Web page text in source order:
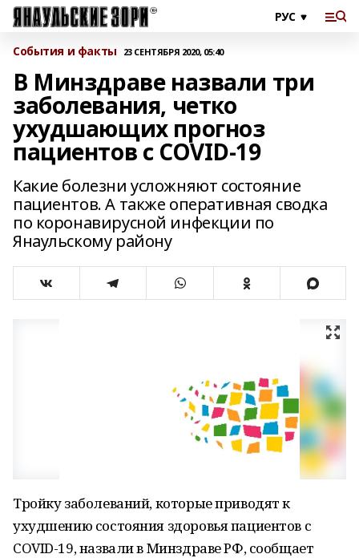
События и факты 23 СЕНТЯБРЯ 2020, 05:40
В Минздраве назвали три
заболевания, четко
ухудшающих прогноз
пациентов с COVID-19
Какие болезни усложняют состояние
пациентов. А также оперативная сводка
по коронавирусной инфекции по
Янаульскому району
Тройку заболеваний, которые приводят к
ухудшению состояния здоровья пациентов с
COVID-19, назвали в Минздраве РФ, сообщает